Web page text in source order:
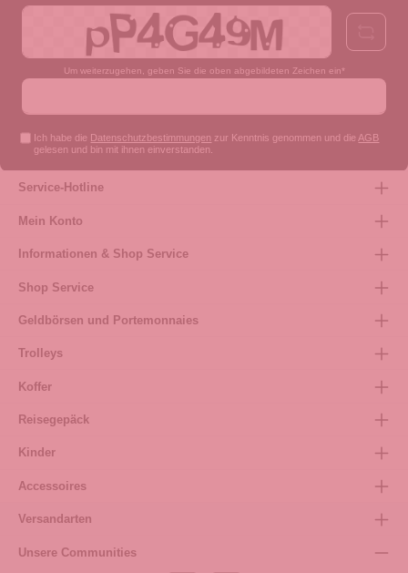
Um weiterzugehen, geben Sie die oben abgebildeten Zeichen ein*
Ich habe die Datenschutzbestimmungen zur Kenntnis genommen und die AGB
gelesen und bin mit ihnen einverstanden.
Service-Hotline
Mein Konto
Informationen & Shop Service
Shop Service
Geldbörsen und Portemonnaies
Trolleys
Koffer
Reisegepäck
Kinder
Accessoires
Versandarten
Unsere Communities